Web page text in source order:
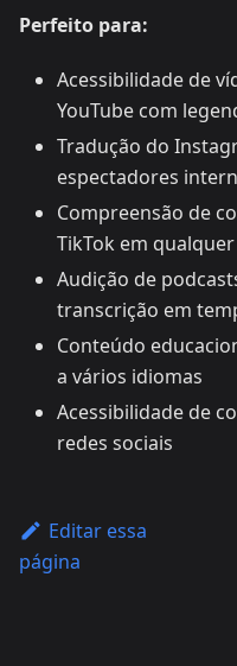
Perfeito para:
Acessibilidade de
YouTube com
Tradução do
espectadores
Compreensão de
TikTok em
Audição de
transcrição em
Conteúdo
a vários idiomas
Acessibilidade de
redes sociais
Editar essa
página